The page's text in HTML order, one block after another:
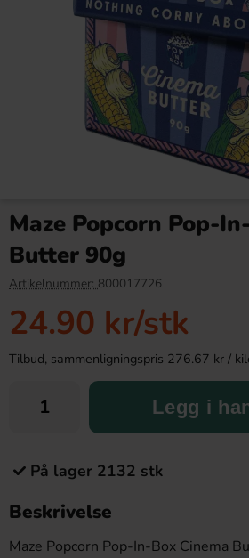
46.90 kr
Köp
Maze Popcorn Pop-
Butter 90g
Artikelnummer: 800017726
24.90 kr/stk
Tilbud, sammenligningspris 276.67 kr /
Legg i
På lager 2132 stk
Beskrivelse
Maze Popcorn Pop-In-Box Cinema